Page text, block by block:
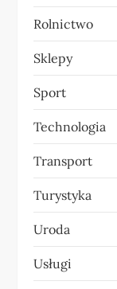
Rolnictwo
Sklepy
Sport
Technologia
Transport
Turystyka
Uroda
Usługi